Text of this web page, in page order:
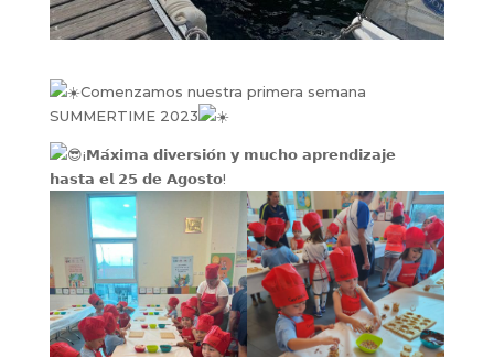
Comenzamos nuestra primera semana
SUMMERTIME 2023
¡𝗠𝗮́𝘅𝗶𝗺𝗮 𝗱𝗶𝘃𝗲𝗿𝘀𝗶𝗼́𝗻 𝘆 𝗺𝘂𝗰𝗵𝗼 𝗮𝗽𝗿𝗲𝗻𝗱𝗶𝘇𝗮𝗷𝗲
𝗵𝗮𝘀𝘁𝗮 𝗲𝗹 𝟮𝟱 𝗱𝗲 𝗔𝗴𝗼𝘀𝘁𝗼!